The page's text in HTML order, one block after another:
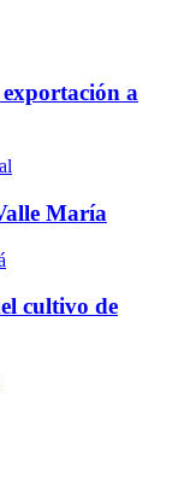
a
María
cultivo de